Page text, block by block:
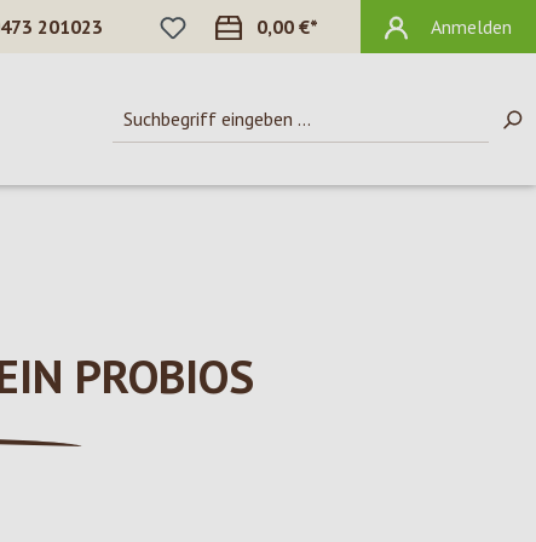
201023
DU HAST 0 PRODUKTE AUF DEM
0,00 €* Anmelden
PROBIOS